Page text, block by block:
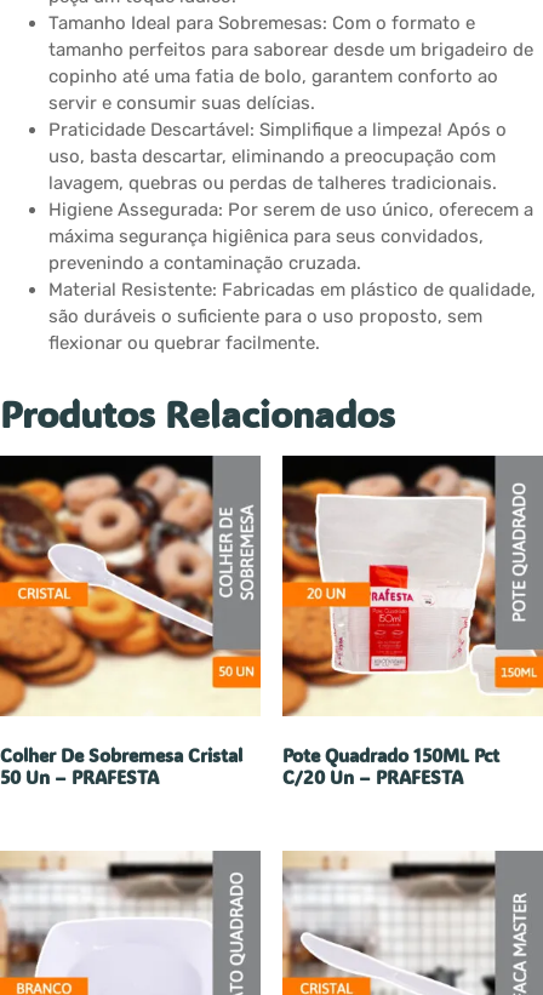
Tamanho Ideal para Sobremesas: Com o formato e
tamanho perfeitos para saborear desde um brigadeiro de
copinho até uma fatia de bolo, garantem conforto ao
servir e consumir suas delícias.
Praticidade Descartável: Simplifique a limpeza! Após o
uso, basta descartar, eliminando a preocupação com
lavagem, quebras ou perdas de talheres tradicionais.
Higiene Assegurada: Por serem de uso único, oferecem a
máxima segurança higiênica para seus convidados,
prevenindo a contaminação cruzada.
Material Resistente: Fabricadas em plástico de qualidade,
são duráveis o suficiente para o uso proposto, sem
flexionar ou quebrar facilmente.
Produtos Relacionados
Colher De Sobremesa Cristal
50 Un – PRAFESTA
Pote Quadrado 150ML Pct
C/20 Un – PRAFESTA